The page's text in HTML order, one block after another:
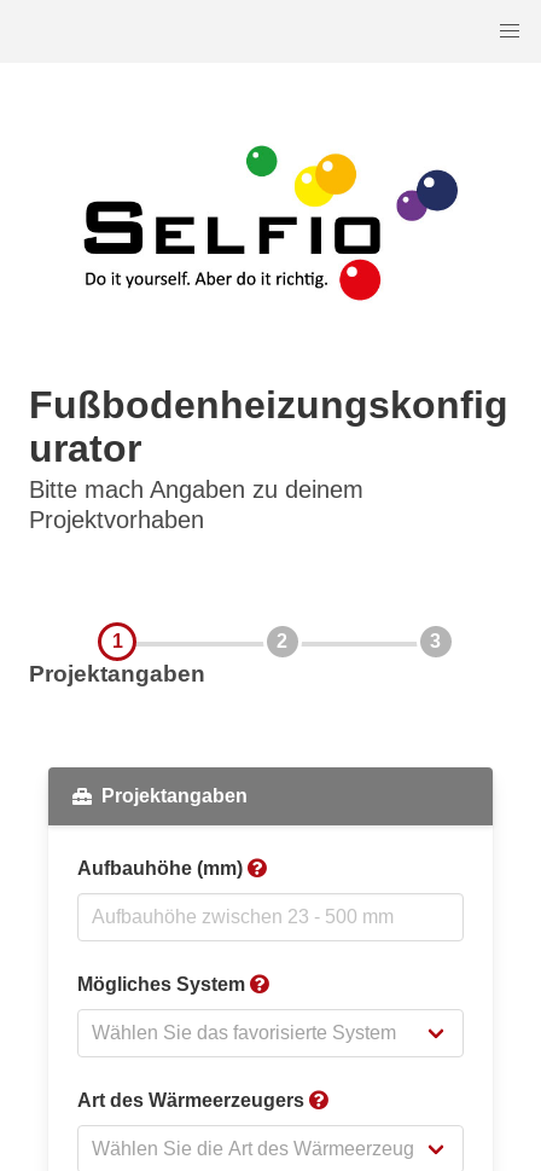
Fußbodenheizungskonfig
urator
Bitte mach Angaben zu deinem
Projektvorhaben
1
Projektangaben
2 3
Projektangaben
Aufbauhöhe (mm)
Mögliches System
Art des Wärmeerzeugers